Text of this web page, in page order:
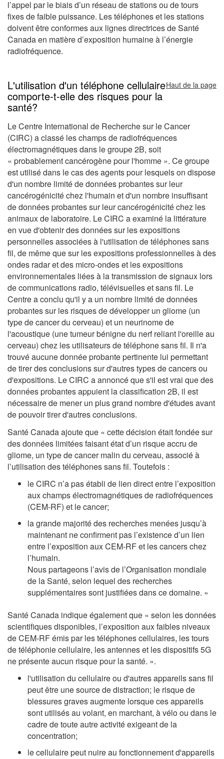
l’appel par le biais d’un réseau de stations ou de tours
fixes de faible puissance. Les téléphones et les stations
doivent être conformes aux lignes directrices de Santé
Canada en matière d’exposition humaine à l’énergie
radiofréquence.
L'utilisation d'un téléphone cellulaire
comporte-t-elle des risques pour la
santé?
Haut de la page
Le Centre International de Recherche sur le Cancer
(CIRC) a classé les champs de radiofréquences
électromagnétiques dans le groupe 2B, soit
« probablement cancérogène pour l'homme ». Ce groupe
est utilisé dans le cas des agents pour lesquels on dispose
d'un nombre limité de données probantes sur leur
cancérogénicité chez l'humain et d'un nombre insuffisant
de données probantes sur leur cancérogénicité chez les
animaux de laboratoire. Le CIRC a examiné la littérature
en vue d'obtenir des données sur les expositions
personnelles associées à l'utilisation de téléphones sans
fil, de même que sur les expositions professionnelles à des
ondes radar et des micro-ondes et les expositions
environnementales liées à la transmission de signaux lors
de communications radio, télévisuelles et sans fil. Le
Centre a conclu qu'il y a un nombre limité de données
probantes sur les risques de développer un gliome (un
type de cancer du cerveau) et un neurinome de
l'acoustique (une tumeur bénigne du nerf reliant l'oreille au
cerveau) chez les utilisateurs de téléphone sans fil. Il n'a
trouvé aucune donnée probante pertinente lui permettant
de tirer des conclusions sur d'autres types de cancers ou
d'expositions. Le CIRC a annoncé que s'il est vrai que des
données probantes appuient la classification 2B, il est
nécessaire de mener un plus grand nombre d'études avant
de pouvoir tirer d'autres conclusions.
Santé Canada ajoute que « cette décision était fondée sur
des données limitées faisant état d’un risque accru de
gliome, un type de cancer malin du cerveau, associé à
l’utilisation des téléphones sans fil. Toutefois :
le CIRC n’a pas établi de lien direct entre l’exposition
aux champs électromagnétiques de radiofréquences
(CEM-RF) et le cancer;
la grande majorité des recherches menées jusqu’à
maintenant ne confirment pas l’existence d’un lien
entre l’exposition aux CEM-RF et les cancers chez
l’humain.
Nous partageons l’avis de l’Organisation mondiale
de la Santé, selon lequel des recherches
supplémentaires sont justifiées dans ce domaine. »
Santé Canada indique également que « selon les données
scientifiques disponibles, l’exposition aux faibles niveaux
de CEM-RF émis par les téléphones cellulaires, les tours
de téléphonie cellulaire, les antennes et les dispositifs 5G
ne présente aucun risque pour la santé. ».
l'utilisation du cellulaire ou d'autres appareils sans fil
peut être une source de distraction; le risque de
blessures graves augmente lorsque ces appareils
sont utilisés au volant, en marchant, à vélo ou dans le
cadre de toute autre activité exigeant de la
concentration;
le cellulaire peut nuire au fonctionnement d'appareils